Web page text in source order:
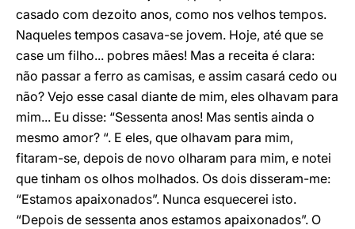
casado com dezoito anos, como nos velhos tempos.
Naqueles tempos casava-se jovem. Hoje, até que se
case um filho... pobres mães! Mas a receita é clara:
não passar a ferro as camisas, e assim casará cedo ou
não? Vejo esse casal diante de mim, eles olhavam para
mim... Eu disse: “Sessenta anos! Mas sentis ainda o
mesmo amor? “. E eles, que olhavam para mim,
fitaram-se, depois de novo olharam para mim, e notei
que tinham os olhos molhados. Os dois disseram-me:
“Estamos apaixonados”. Nunca esquecerei isto.
“Depois de sessenta anos estamos apaixonados”. O